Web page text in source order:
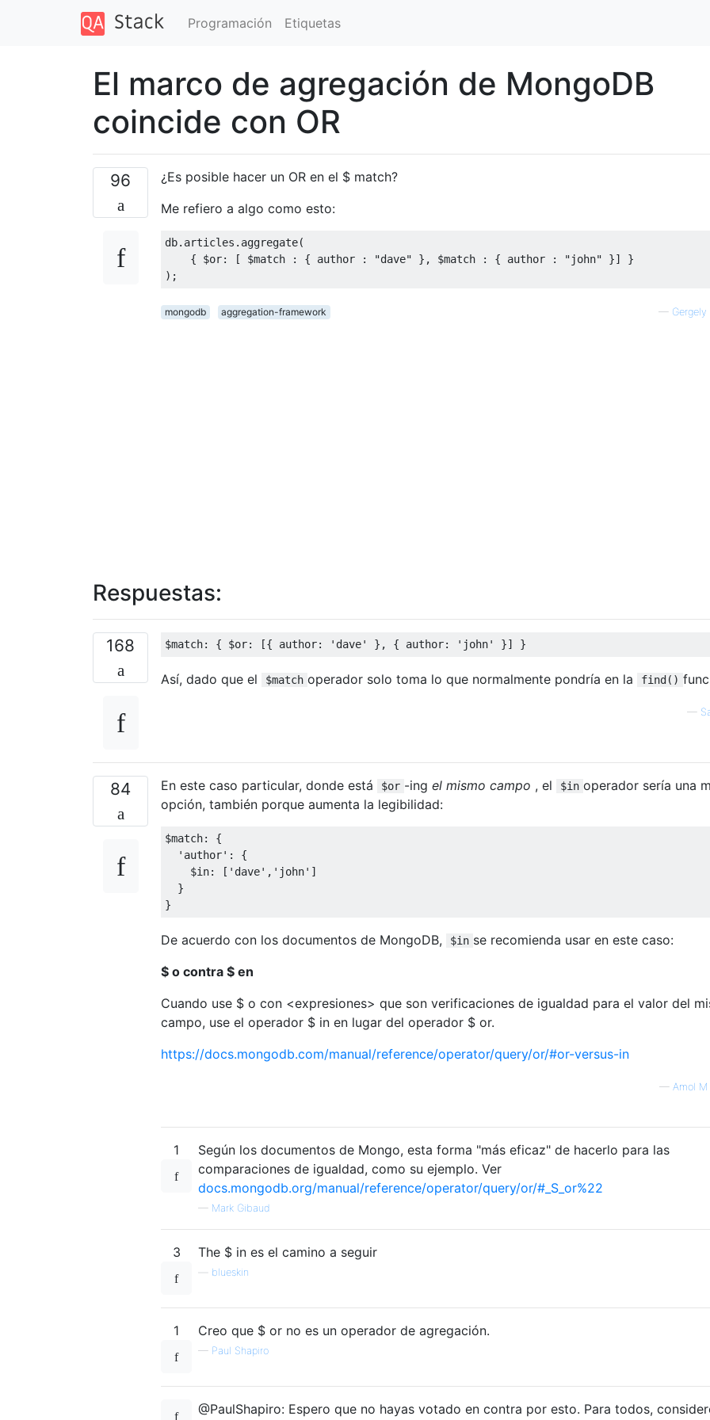
Programación Etiquetas
El marco de agregación de MongoDB
coincide con OR
96
¿Es posible hacer un OR en el $ match?
Me refiero a algo como esto:
db. articles . aggregate(
{ $or: [ $match : { author : "dave" }, $match : { author : "john" }]
}
);
mongodb aggregation-framework —
Respuestas:
168 $match: { $or: [{ author: 'dave' }, { author: 'john' }] }
Así, dado que el $match operador solo toma lo que normalmente pondría en la find()
—
84 En este caso particular, donde está $or -ing el mismo campo , el $in operador sería una
opción, también porque aumenta la legibilidad:
$match:
{
'author' :
{
    $in
: [ 'dave' , 'john' ]
}
}
De acuerdo con los documentos de MongoDB, $in se recomienda usar en este caso:
$ o contra $ en
Cuando use $ o con <expresiones> que son verificaciones de igualdad para el valor del
campo, use el operador $ in en lugar del operador $ or.
https://docs.mongodb.com/manual/reference/operator/query/or/#or-versus-in
— Amol M
1
Según los documentos de Mongo, esta forma "más eficaz" de hacerlo para las
comparaciones de igualdad, como su ejemplo. Ver
docs.mongodb.org/manual/reference/operator/query/or/#_S_or%22
— Mark Gibaud
3 The $ in es el camino a seguir
blueskin
1 Creo que $ or no es un operador de agregación.
— Paul Shapiro
@PaulShapiro: Espero que no hayas votado en contra por esto. Para todos,